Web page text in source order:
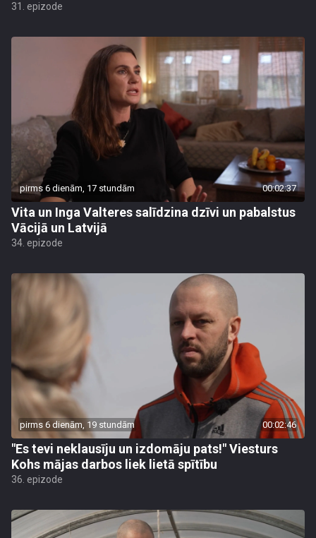
31. epizode
pirms 6 dienām, 17 stundām 00:02:37
Vita un Inga Valteres salīdzina dzīvi un pabalstus
Vācijā un Latvijā
34. epizode
pirms 6 dienām, 19 stundām 00:02:46
"Es tevi neklausīju un izdomāju pats!" Viesturs
Kohs mājas darbos liek lietā spītību
36. epizode